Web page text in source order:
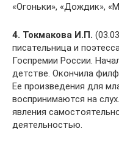
«Огоньки», «Дождик»,
4. Токмакова И.П.
писательница и
Госпремии России.
детстве. Окончила
Ее произведения для
воспринимаются на
явления
деятельностью.